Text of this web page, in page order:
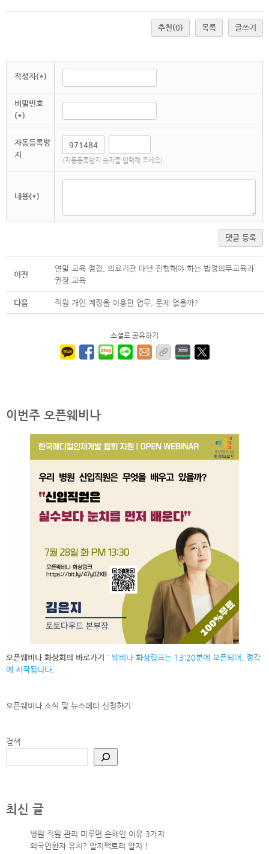
추천(0) 목록 글쓰기
작성자(*)
비밀번호
(*)
자동등록방
지
(자동등록방지 숫자를 입력해 주세요)
내용(*)
댓글 등록
이전
연말 교육 점검, 의료기관 매년 진행해야 하는 법정의무교육과
권장 교육
다음 직원 개인 계정을 이용한 업무, 문제 없을까?
소셜로 공유하기
이번주 오픈웨비나
오픈웨비나 화상회의 바로가기 : 웨비나 화상링크는 13:20분에 오픈되며, 정각
에 시작됩니다.
오픈웨비나 소식 및 뉴스레터 신청하기
검색
최신 글
병원 직원 관리 미루면 손해인 이유 3가지
외국인환자 유치? 알지팩토리 알지 !